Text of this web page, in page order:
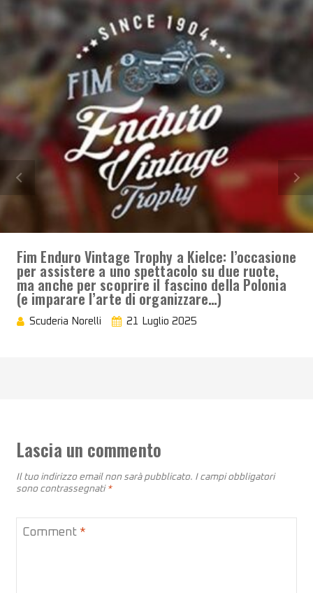
Fim Enduro Vintage Trophy a Kielce: l’occasione
per assistere a uno spettacolo su due ruote,
ma anche per scoprire il fascino della Polonia
(e imparare l’arte di organizzare…)
Scuderia Norelli 21 Luglio 2025
Lascia un commento
Il tuo indirizzo email non sarà pubblicato. I campi obbligatori
sono contrassegnati *
Comment *